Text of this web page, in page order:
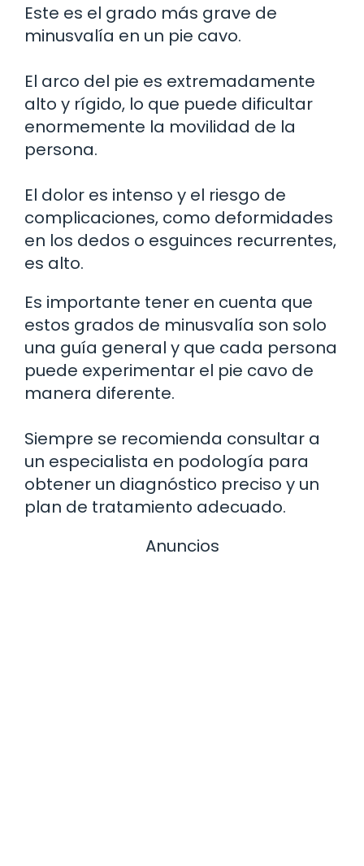
Este es el grado más grave de
minusvalía en un pie cavo.
El arco del pie es extremadamente
alto y rígido, lo que puede dificultar
enormemente la movilidad de la
persona.
El dolor es intenso y el riesgo de
complicaciones, como deformidades
en los dedos o esguinces recurrentes,
es alto.
Es importante tener en cuenta que
estos grados de minusvalía son solo
una guía general y que cada persona
puede experimentar el pie cavo de
manera diferente.
Siempre se recomienda consultar a
un especialista en podología para
obtener un diagnóstico preciso y un
plan de tratamiento adecuado.
Anuncios